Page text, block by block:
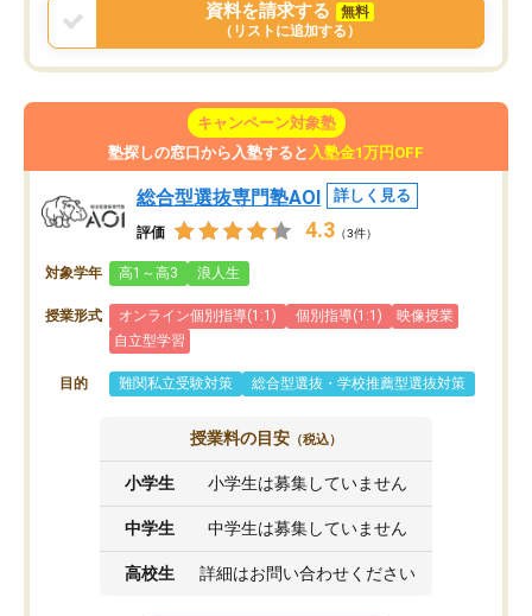
資料を請求する
無料
（リストに追加する）
キャンペーン対象塾
塾探しの窓口から入塾すると 入塾金1万円OFF
総合型選抜専門塾AOI 詳しく見る
評価 4.3 （3件）
対象学年 高1～高3 浪人生
授業形式 オンライン個別指導(1:1) 個別指導(1:1)
映像授業
自立型学習
目的 難関私立受験対策 総合型選抜・学校推薦型選抜対策
授業料の目安 （税込）
小学生 小学生は募集していません
中学生 中学生は募集していません
高校生 詳細はお問い合わせください